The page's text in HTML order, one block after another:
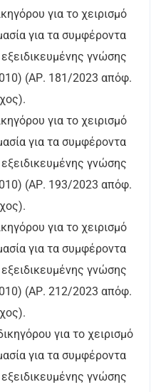
για το χειρισμό
για τα συμφέροντα
γνώσης
(ΑΡ. 181/2023 απόφ.
για το χειρισμό
για τα συμφέροντα
γνώσης
(ΑΡ. 193/2023 απόφ.
για το χειρισμό
για τα συμφέροντα
γνώσης
(ΑΡ. 212/2023 απόφ.
για το χειρισμό
για τα συμφέροντα
γνώσης